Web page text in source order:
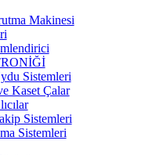
Makinesi
Sistemleri
Kaset Çalar
Sistemleri
Sistemleri